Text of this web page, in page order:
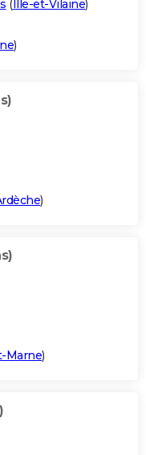
( Ille-et-Vilaine)
)
)
Marne)